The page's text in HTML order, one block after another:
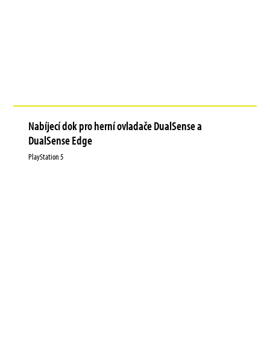
Nabíjecí dok pro herní ovladače DualSense a
DualSense Edge
PlayStation 5